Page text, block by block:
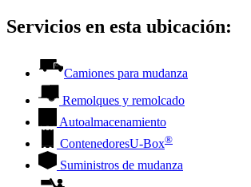
Servicios en esta ubicación:
Camiones para mudanza
Remolques y remolcado
Autoalmacenamiento
ContenedoresU-Box®
Suministros de mudanza